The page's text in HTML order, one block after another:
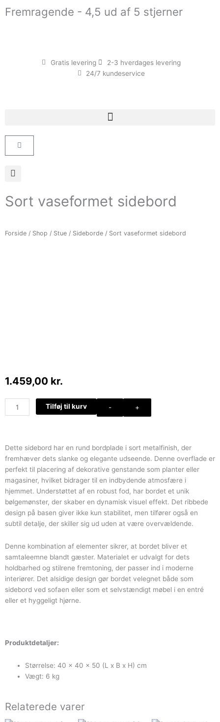
Fremragende - 4,5 ud af 5 stjerner
Gratis levering
2-3 hverdages levering
24/7 kundeservice
Kurv
Sort vaseformet sidebord
Forside / Shop / Stue / Sideborde / Sort vaseformet sidebord
1.459,00 kr.
-
Sort
vaseformet
+
Tilføj til kurv
Dette sidebord har en rund bordplade i sort metalfinish, der
fremhæver dets slanke og elegante udseende. Denne overflade er
perfekt til placering af dekorative genstande som planter eller
magasiner, hvilket bidrager til en indbydende atmosfære i
hjemmet. Understøttet af en robust fod, har bordet et unik
bølgemønster, der skaber en dynamisk visuel effekt. Det ribbede
design på basen giver ikke kun stabilitet, men tilfører også en
subtil detalje, der skiller sig ud uden at være overvældende.
Denne kombination af elementer sikrer, at bordet bliver et
samtaleemne blandt gæster. Materialet er udvalgt for dets
holdbarhed og stilrene fremtoning, der passer ind i moderne
interiører. Det alsidige design gør bordet velegnet både som
sidebord ved sofaen eller som et selvstændigt møbel i en entré
eller et hyggeligt hjørne.
Produktdetaljer:
Størrelse: 40 x 40 x 50 (L x B x H) cm
Vægt: 6 kg
Relaterede varer